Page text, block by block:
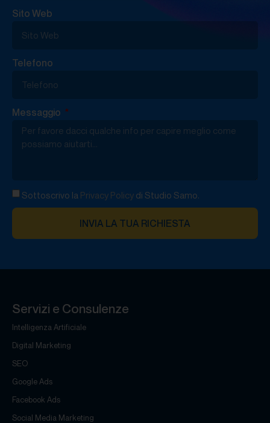
Sito Web
Telefono
Messaggio
Sottoscrivo la Privacy Policy di Studio Samo.
INVIA LA TUA RICHIESTA
Servizi e Consulenze
Intelligenza Artificiale
Digital Marketing
SEO
Google Ads
Facebook Ads
Social Media Marketing